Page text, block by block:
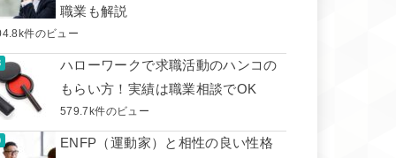
職業も解説
件のビュー
ハローワークで求職活動のハンコの
もらい方！実績は職業相談でOK
579.7k件のビュー
ENFP（運動家）と相性の良い性格